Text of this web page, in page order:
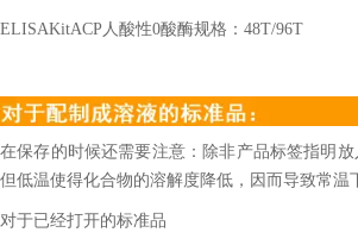
ELISAKitACP人酸性0酸酶规格：48T/96T
在保存的时候还需要注意：除非产品标签指明
但低温使得化合物的溶解度降低，因而导致常
对于已经打开的标准品